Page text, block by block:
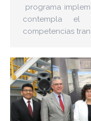
programa
contempla el
competencias